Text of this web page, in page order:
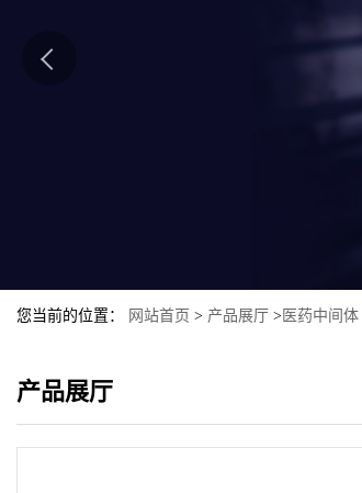
您当前的位置： 网站首页 > 产品展厅 > 医药中间体
产品展厅